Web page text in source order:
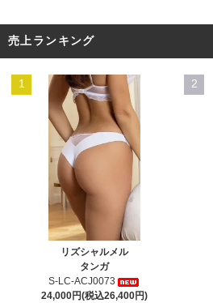
売上ランキング
1
リズシャルメル
タンガ
S-LC-ACJ0073
24,000円(税込26,400円)
2